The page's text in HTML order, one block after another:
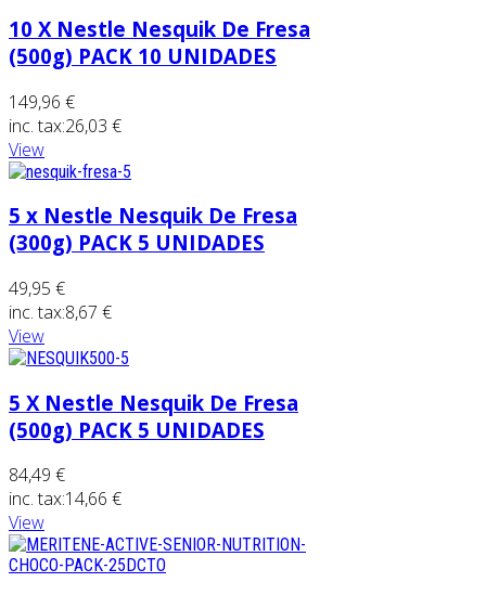
10 X Nestle Nesquik De Fresa
(500g) PACK 10 UNIDADES
149,96 €
inc. tax:26,03 €
View
5 x Nestle Nesquik De Fresa
(300g) PACK 5 UNIDADES
49,95 €
inc. tax:8,67 €
View
5 X Nestle Nesquik De Fresa
(500g) PACK 5 UNIDADES
84,49 €
inc. tax:14,66 €
View